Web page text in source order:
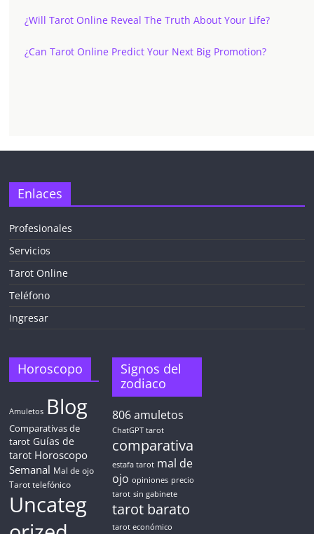
¿Will Tarot Online Reveal The Truth About Your Life?
¿Can Tarot Online Predict Your Next Big Promotion?
TAROT GRATIS
✓ Sin cargos automáticos. El chat se detiene al finalizar el
crédito
Enlaces
Profesionales
Servicios
Tarot Online
Teléfono
Ingresar
Horoscopo
Amuletos Blog
Comparativas de
tarot Guías de
tarot Horoscopo
Semanal Mal de ojo
Tarot telefónico
Uncateg
Signos del
zodiaco
806amuletos
ChatGPT tarot
comparativa
estafa tarot mal de
ojo opiniones precio
tarot sin gabinete
tarot barato
tarot económico